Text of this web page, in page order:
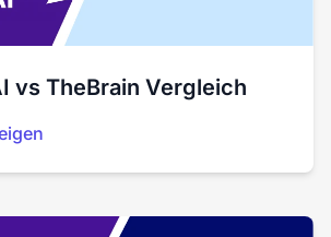
vs TheBrain Vergleich